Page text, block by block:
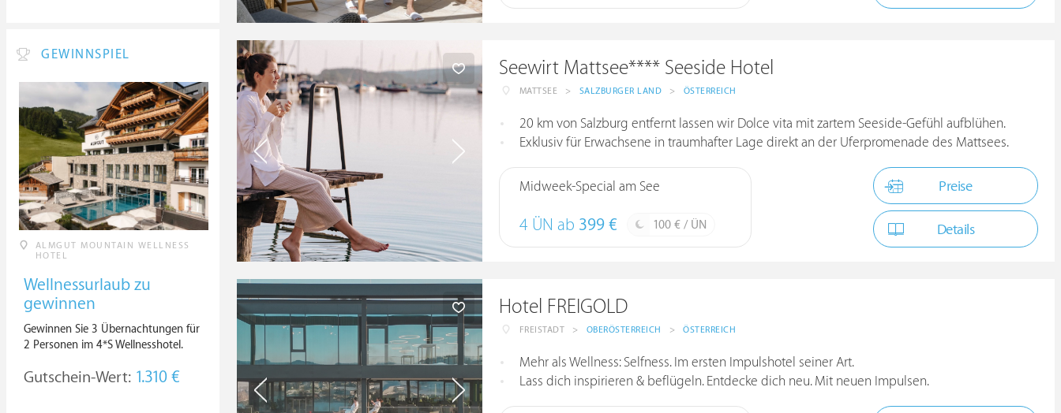
Seewirt Mattsee**** Seeside Hotel
MATTSEE > SALZBURGER LAND > ÖSTERREICH
20 km von Salzburg entfernt lassen wir Dolce vita mit zartem Seeside-Gefühl aufblühen.
Exklusiv für Erwachsene in traumhafter Lage direkt an der Uferpromenade des Mattsees.
Midweek-Special am See
4 ÜN ab 399 € 100 € / ÜN
Preise
Details
Hotel FREIGOLD
FREISTADT > OBERÖSTERREICH > ÖSTERREICH
Mehr als Wellness: Selfness. Im ersten Impulshotel seiner Art.
Lass dich inspirieren & beflügeln. Entdecke dich neu. Mit neuen Impulsen.
GEWINNSPIEL
ALMGUT MOUNTAIN WELLNESS
HOTEL
Wellnessurlaub zu
gewinnen
Gewinnen Sie 3 Übernachtungen für
2 Personen im 4*S Wellnesshotel.
Gutschein-Wert: 1.310 €